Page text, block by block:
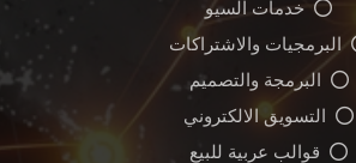
خدمات السيو
البرمجيات والاشتراكات
البرمجة والتصميم
التسويق الالكتروني
قوالب عربية للبيع